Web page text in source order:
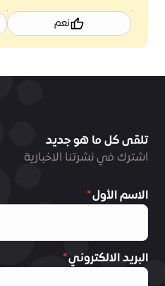
نعم
تلقى كل ما هو جديد
اشترك في نشرتنا الاخبارية
الاسم الأول
البريد الالكتروني